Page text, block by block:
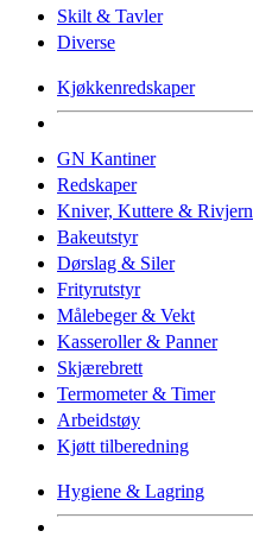
Skilt & Tavler
Diverse
Kjøkkenredskaper
GN Kantiner
Redskaper
Kniver, Kuttere & Rivjern
Bakeutstyr
Dørslag & Siler
Frityrutstyr
Målebeger & Vekt
Kasseroller & Panner
Skjærebrett
Termometer & Timer
Arbeidstøy
Kjøtt tilberedning
Hygiene & Lagring